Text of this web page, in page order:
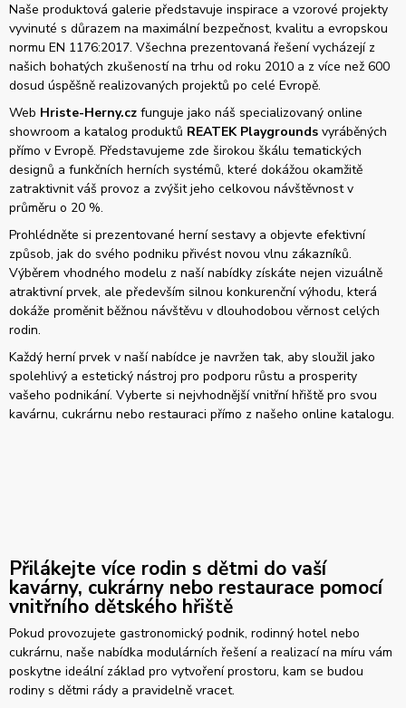
Naše produktová galerie představuje inspirace a vzorové projekty
vyvinuté s důrazem na maximální bezpečnost, kvalitu a evropskou
normu EN 1176:2017. Všechna prezentovaná řešení vycházejí z
našich bohatých zkušeností na trhu od roku 2010 a z více než 600
dosud úspěšně realizovaných projektů po celé Evropě.
Web Hriste-Herny.cz funguje jako náš specializovaný online
showroom a katalog produktů REATEK Playgrounds vyráběných
přímo v Evropě. Představujeme zde širokou škálu tematických
designů a funkčních herních systémů, které dokážou okamžitě
zatraktivnit váš provoz a zvýšit jeho celkovou návštěvnost v
průměru o 20 %.
Prohlédněte si prezentované herní sestavy a objevte efektivní
způsob, jak do svého podniku přivést novou vlnu zákazníků.
Výběrem vhodného modelu z naší nabídky získáte nejen vizuálně
atraktivní prvek, ale především silnou konkurenční výhodu, která
dokáže proměnit běžnou návštěvu v dlouhodobou věrnost celých
rodin.
Každý herní prvek v naší nabídce je navržen tak, aby sloužil jako
spolehlivý a estetický nástroj pro podporu růstu a prosperity
vašeho podnikání. Vyberte si nejvhodnější vnitřní hřiště pro svou
kavárnu, cukrárnu nebo restauraci přímo z našeho online katalogu.
Přilákejte více rodin s dětmi do vaší
kavárny, cukrárny nebo restaurace pomocí
vnitřního dětského hřiště
Pokud provozujete gastronomický podnik, rodinný hotel nebo
cukrárnu, naše nabídka modulárních řešení a realizací na míru vám
poskytne ideální základ pro vytvoření prostoru, kam se budou
rodiny s dětmi rády a pravidelně vracet.